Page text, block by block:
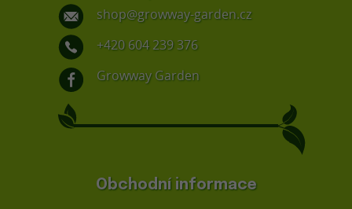
shop@growway-garden.cz
+420 604 239 376
Growway Garden
Obchodní informace